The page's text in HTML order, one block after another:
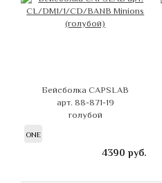
Бейсболка CAPSLAB
арт. 88-871-19
голубой
ONE
4390 руб.